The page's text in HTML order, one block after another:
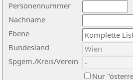
Nachname
Ebene
Personennummer
Bundesland
Spgem./Kreis/Verein
Nur